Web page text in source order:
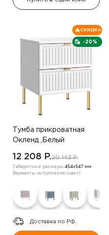
-20%
СКИДКА
Тумба прикроватная
Окленд ,Белый
12 208 P.20 143 P.
Габаритные размеры:454х547 мм
Варианты исполнения (цвет):
Доставка по РФ.